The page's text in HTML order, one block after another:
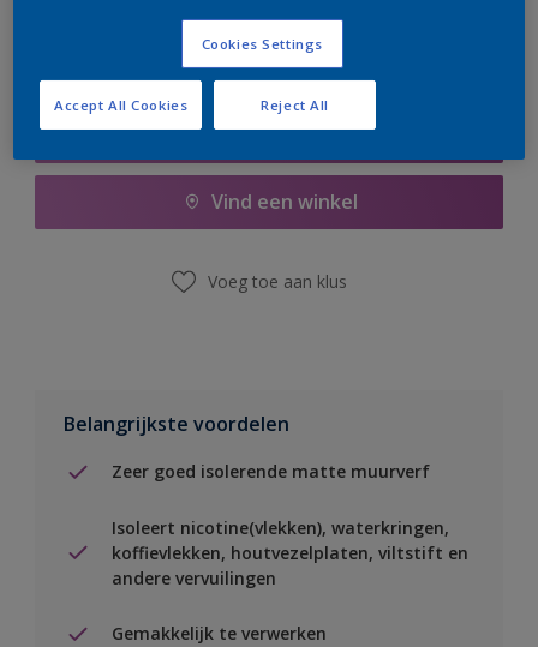
Boodschappenlijst
Vind een winkel
Voeg toe aan klus
Belangrijkste voordelen
Zeer goed isolerende matte muurverf
Isoleert nicotine(vlekken), waterkringen,
koffievlekken, houtvezelplaten, viltstift en
andere vervuilingen
Gemakkelijk te verwerken
Cookies Settings
Reject All
Accept All Cookies